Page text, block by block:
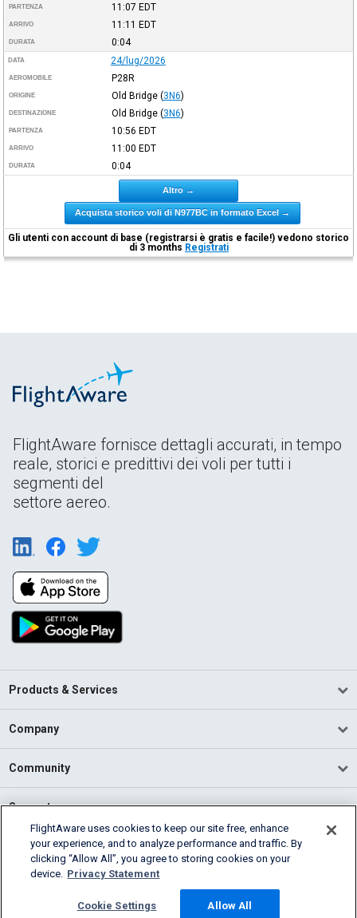
PARTENZA 11:07 EDT
ARRIVO 11:11 EDT
DURATA 0:04
DATA 24/lug/2026
AEROMOBILE P28R
ORIGINE Old Bridge (3N6)
DESTINAZIONE Old Bridge (3N6)
PARTENZA 10:56 EDT
ARRIVO 11:00 EDT
DURATA 0:04
Altro →
Acquista storico voli di N977BC in formato Excel →
Gli utenti con account di base (registrarsi è gratis e facile!) vedono storico
di 3 months Registrati
FlightAware fornisce dettagli accurati, in tempo
reale, storici e predittivi dei voli per tutti i
segmenti del
settore aereo.
Products & Services
Company
Community
Support
English (USA)
2026 FlightAware
Cookie Settings
FlightAware uses cookies to keep our site free, enhance
your experience, and to analyze performance and traffic. By
clicking “Allow All”, you agree to storing cookies on your
device. Privacy Statement
Cookie Settings Allow All